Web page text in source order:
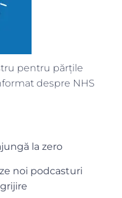
pentru părțile
despre NHS
la zero
noi podcasturi